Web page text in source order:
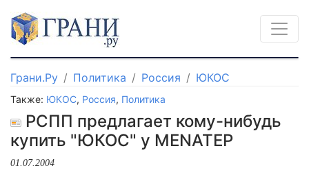
Грани.Ру Политика Россия ЮКОС
Также: ЮКОС, Россия, Политика
РСПП предлагает кому-нибудь
купить "ЮКОС" у MENATEP
01.07.2004